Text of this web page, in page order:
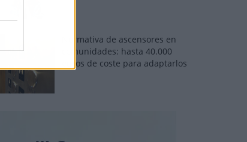
Normativa de ascensores en
comunidades: hasta 40.000
euros de coste para adaptarlos